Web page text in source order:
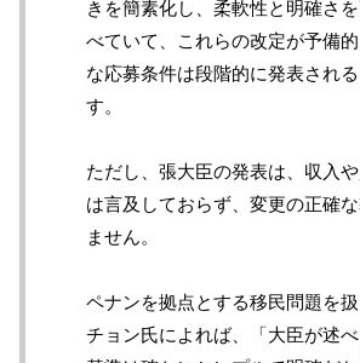
きを簡素化し、柔軟性と明確さ
べていて、これらの改定が予備
な応募条件は段階的に発表され
す。
ただし、張大臣の発表は、収入
は言及しておらず、変更の正確
ません。
ペナンを拠点とする移民問題を
チョン氏によれば、「大臣が述